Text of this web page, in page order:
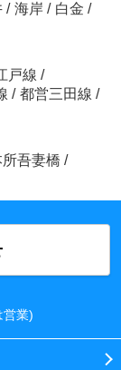
/ 海岸 / 白金 /
戸線 /
/ 都営三田線 /
所吾妻橋 /
営業)